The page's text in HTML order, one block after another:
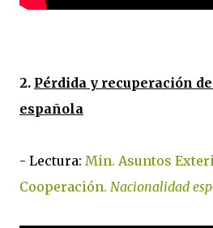
2. Pérdida y recuperación
española
- Lectura: Min. Asuntos
Cooperación. Nacionalidad